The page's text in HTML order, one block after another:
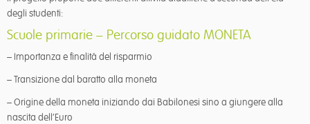
degli studenti:
Scuole primarie – Percorso guidato MONETA
– Importanza e finalità del risparmio
– Transizione dal baratto alla moneta
– Origine della moneta iniziando dai Babilonesi sino a giungere alla
nascita dell’Euro